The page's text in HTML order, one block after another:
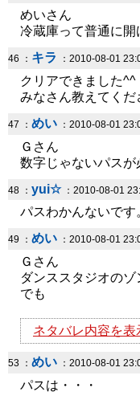
めいさん
冷蔵庫って普通に開
46 ： キラ ：2010-08-01
クリアできました^^
みなさん教えてくだ
47 ： めい ：2010-08-01
Ｇさん
数字じゃないパスが
48 ： yui☆：2010-08-01
パスわかんないで
49 ： めい ：2010-08-01
Ｇさん
ダンススタジオの
でも
ネタバレ内容を表
53 ： めい ：2010-08-01
パスは・・・